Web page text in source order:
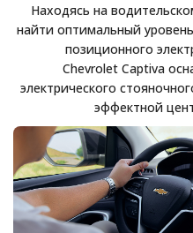
Находясь на
найти оптимальный
позиционного
Chevrolet Captiva
электрического
эффектной